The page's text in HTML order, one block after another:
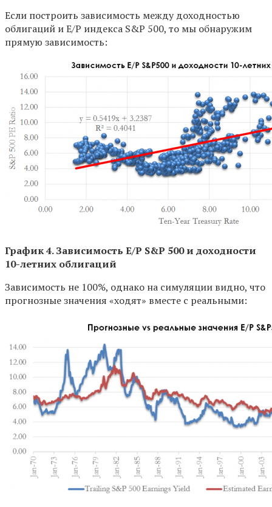
Если построить зависимость между доходностью
облигаций и E/P индекса S&P 500, то мы обнаружим
прямую зависимость:
График 4. Зависимость E/P S&P 500 и доходности
10-летних облигаций
Зависимость не 100%, однако на симуляции видно, что
прогнозные значения «ходят» вместе с реальными: